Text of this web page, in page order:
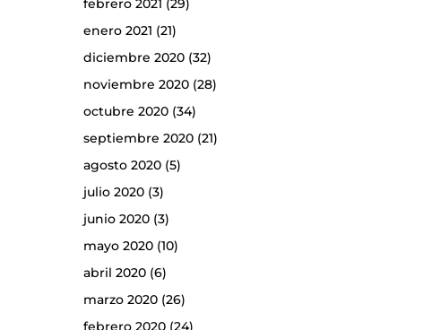
febrero 2021 (29)
enero 2021 (21)
diciembre 2020(32)
noviembre 2020(28)
octubre 2020(34)
septiembre 2020(21)
agosto 2020(5)
julio 2020(3)
junio 2020(3)
mayo 2020(10)
abril 2020(6)
marzo 2020(26)
febrero 2020(24)